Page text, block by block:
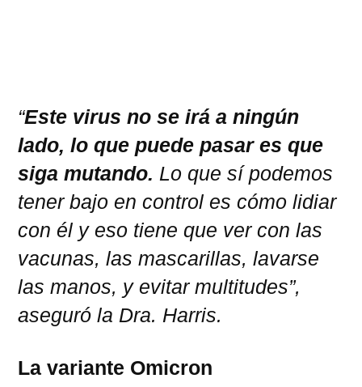
“Este virus no se irá a ningún
lado, lo que puede pasar es que
siga mutando. Lo que sí podemos
tener bajo en control es cómo lidiar
con él y eso tiene que ver con las
vacunas, las mascarillas, lavarse
las manos, y evitar multitudes”,
aseguró la Dra. Harris.
La variante Omicron